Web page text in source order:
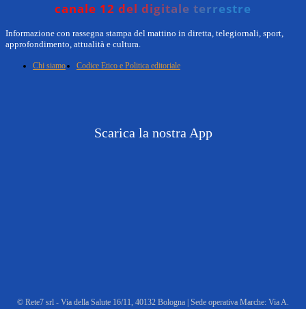
canale 12 del digitale terrestre
Informazione con rassegna stampa del mattino in diretta, telegiornali, sport,
approfondimento, attualità e cultura.
Chi siamo Codice Etico e Politica editoriale
Scarica la nostra App
© Rete7 srl - Via della Salute 16/11, 40132 Bologna | Sede operativa Marche: Via A.